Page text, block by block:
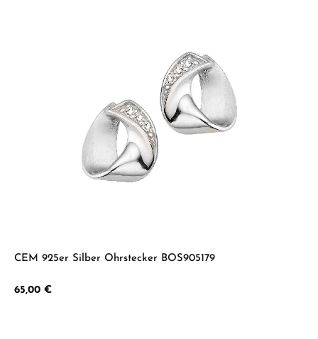
CEM 925er Silber Ohrstecker BOS905179
Regulärer Preis:
65,00 €